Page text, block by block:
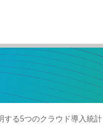
する5つのクラウド導入統計